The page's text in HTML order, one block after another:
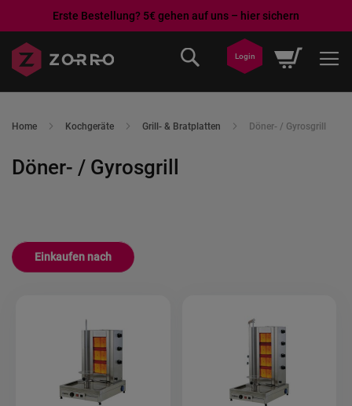
Erste Bestellung? 5€ gehen auf uns – hier sichern
zum
Mein
Login
Home Kochgeräte Grill- & Bratplatten Döner- / Gyrosgrill
Döner- / Gyrosgrill
Einkaufen nach